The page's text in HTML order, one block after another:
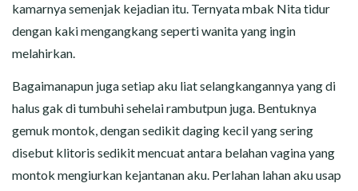
kamarnya semenjak kejadian itu. Ternyata mbak Nita tidur
dengan kaki mengangkang seperti wanita yang ingin
melahirkan.
Bagaimanapun juga setiap aku liat selangkangannya yang di
halus gak di tumbuhi sehelai rambutpun juga. Bentuknya
gemuk montok, dengan sedikit daging kecil yang sering
disebut klitoris sedikit mencuat antara belahan vagina yang
montok mengiurkan kejantanan aku. Perlahan lahan aku usap
CERITA SEMPROT
CERITA SPERMA